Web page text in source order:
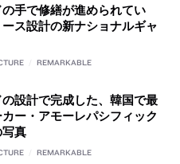
手で修繕が進められてい
ス設計の新ナショナルギャ
REMARKABLE
設計で完成した、韓国で最
ー・アモーレパシフィック
真
REMARKABLE